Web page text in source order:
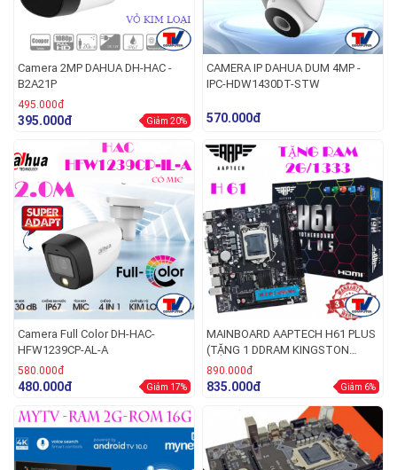
Camera 2MP DAHUA DH-HAC -
B2A21P
495.000đ
395.000đ Giảm 20%
CAMERA IP DAHUA DUM 4MP -
IPC-HDW1430DT-STW
570.000đ
Camera Full Color DH-HAC-
HFW1239CP-AL-A
580.000đ
480.000đ Giảm 17%
MAINBOARD AAPTECH H61 PLUS
(TẶNG 1 DDRAM KINGSTON
2GB/1333 BOX)
890.000đ
835.000đ Giảm 6%